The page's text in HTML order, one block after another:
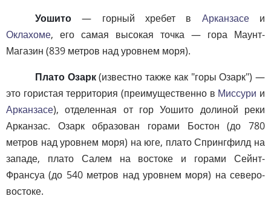
Уошито — горный хребет в Арканзасеи
Оклахоме, его самая высокая точка — гора Маунт-
Магазин (839 метров над уровнем моря).
Плато Озарк(известно также как "горы Озарк") —
это гористая территория (преимущественно в Миссури и
Арканзасе), отделенная от гор Уошито долиной реки
Арканзас. Озарк образован горами Бостон (до 780
метров над уровнем моря) на юге, плато Спрингфилд на
западе, плато Салем на востоке и горами Сейнт-
Франсуа (до 540 метров над уровнем моря) на северо-
востоке.